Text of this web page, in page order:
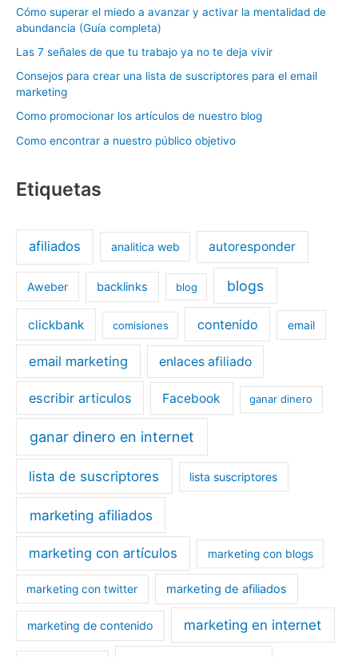
Cómo superar el miedo a avanzar y activar la mentalidad de
abundancia (Guía completa)
Las 7 señales de que tu trabajo ya no te deja vivir
Consejos para crear una lista de suscriptores para el email
marketing
Como promocionar los artículos de nuestro blog
Como encontrar a nuestro público objetivo
Etiquetas
afiliados analitica web autoresponder
Aweber backlinks blog blogs
clickbank comisiones contenido email
email marketing enlaces afiliado
escribir articulos Facebook ganar dinero
ganar dinero en internet
lista de suscriptores lista suscriptores
marketing afiliados
marketing con artículos marketing con blogs
marketing con twitter marketing de afiliados
marketing de contenido marketing en internet